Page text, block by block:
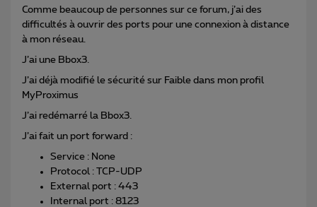
Comme beaucoup de personnes sur ce forum, j’ai des
difficultés à ouvrir des ports pour une connexion à distance
à mon réseau.
J’ai une Bbox3.
J’ai déjà modifié le sécurité sur Faible dans mon profil
MyProximus
J’ai redémarré la Bbox3.
J’ai fait un port forward :
Service : None
Protocol : TCP-UDP
External port : 443
Internal port : 8123